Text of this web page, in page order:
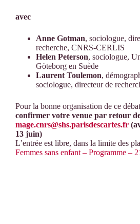
avec
Anne Gotman, sociologue,
recherche, CNRS-CERLIS
Helen Peterson, sociologue,
Göteborg en Suède
Laurent Toulemon,
sociologue, directeur de
Pour la bonne organisation de ce
confirmer votre venue par retour
mage.cnrs@shs.parisdescartes.fr
13 juin)
L’entrée est libre, dans la limite des
Femmes sans enfant – Programme –